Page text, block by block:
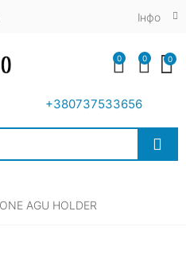
Iнфо
+380737533656
0 0 0
AGU HOLDER